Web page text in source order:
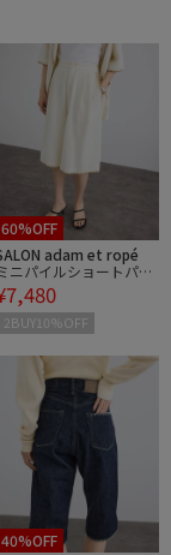
60%OFF
adam et ropé
ニパイルショートパン
/ セットアップ対応
2BUY10%OFF
40%OFF